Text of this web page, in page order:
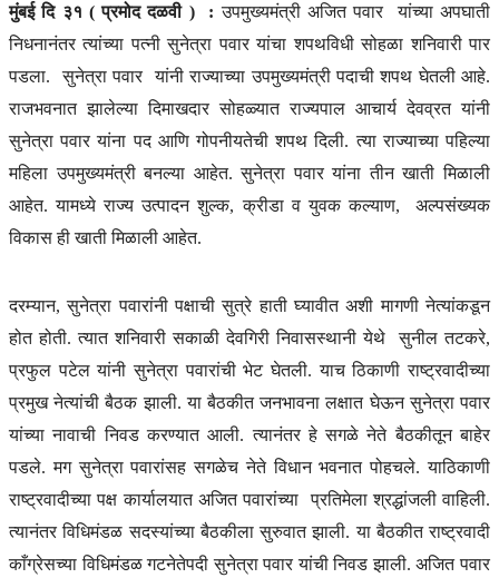
मुंबई दि ३१ ( प्रमोद दळवी ) : उपमुख्यमंत्री अजित पवार यांच्या अपघाती
निधनानंतर त्यांच्या पत्नी सुनेत्रा पवार यांचा शपथविधी सोहळा शनिवारी पार
पडला. सुनेत्रा पवार यांनी राज्याच्या उपमुख्यमंत्री पदाची शपथ घेतली आहे.
राजभवनात झालेल्या दिमाखदार सोहळ्यात राज्यपाल आचार्य देवव्रत यांनी
सुनेत्रा पवार यांना पद आणि गोपनीयतेची शपथ दिली. त्या राज्याच्या पहिल्या
महिला उपमुख्यमंत्री बनल्या आहेत. सुनेत्रा पवार यांना तीन खाती मिळाली
आहेत. यामध्ये राज्य उत्पादन शुल्क, क्रीडा व युवक कल्याण, अल्पसंख्यक
विकास ही खाती मिळाली आहेत.
दरम्यान, सुनेत्रा पवारांनी पक्षाची सुत्रे हाती घ्यावीत अशी मागणी नेत्यांकडून
होत होती. त्यात शनिवारी सकाळी देवगिरी निवासस्थानी येथे सुनील तटकरे,
प्रफुल पटेल यांनी सुनेत्रा पवारांची भेट घेतली. याच ठिकाणी राष्ट्रवादीच्या
प्रमुख नेत्यांची बैठक झाली. या बैठकीत जनभावना लक्षात घेऊन सुनेत्रा पवार
यांच्या नावाची निवड करण्यात आली. त्यानंतर हे सगळे नेते बैठकीतून बाहेर
पडले. मग सुनेत्रा पवारांसह सगळेच नेते विधान भवनात पोहचले. याठिकाणी
राष्ट्रवादीच्या पक्ष कार्यालयात अजित पवारांच्या प्रतिमेला श्रद्धांजली वाहिली.
त्यानंतर विधिमंडळ सदस्यांच्या बैठकीला सुरुवात झाली. या बैठकीत राष्ट्रवादी
काँग्रेसच्या विधिमंडळ गटनेतेपदी सुनेत्रा पवार यांची निवड झाली. अजित पवार